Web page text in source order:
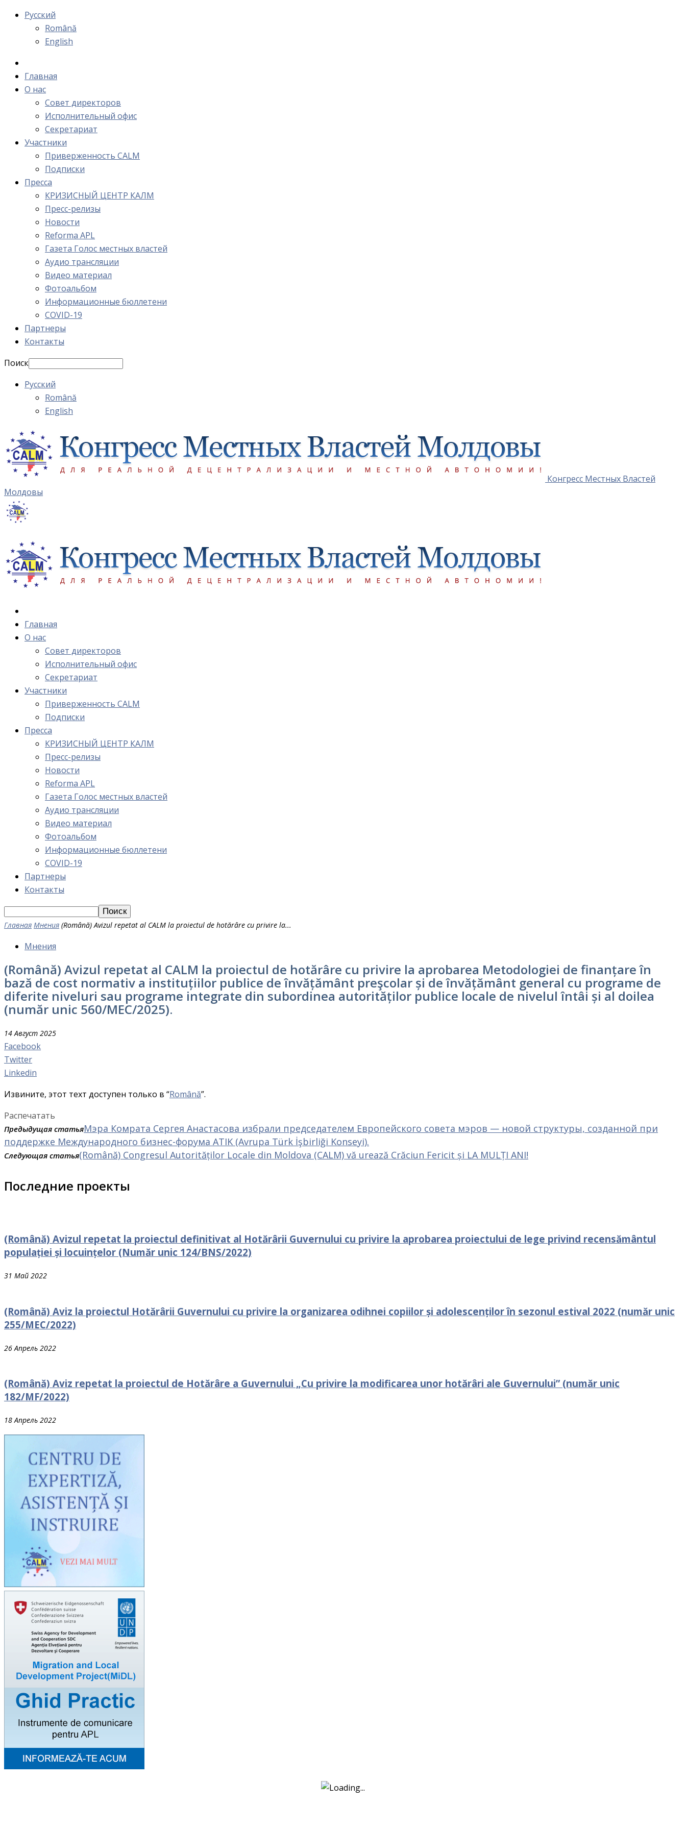
Русский
Română
English
Главная
О нас
Cовет директоров
Исполнительный офис
Cекретариат
Участники
Приверженность CALM
Подписки
Пресса
КРИЗИСНЫЙ ЦЕНТР КАЛМ
Пресс-релизы
Новости
Reforma APL
Газета Голос местных властей
Аудио трансляции
Видео материал
Фотоальбом
Информационные бюллетени
COVID-19
Партнеры
Контакты
Поиск
Русский
Română
English
Конгресс Местных Властей
Молдовы
Главная
О нас
Cовет директоров
Исполнительный офис
Cекретариат
Участники
Приверженность CALM
Подписки
Пресса
КРИЗИСНЫЙ ЦЕНТР КАЛМ
Пресс-релизы
Новости
Reforma APL
Газета Голос местных властей
Аудио трансляции
Видео материал
Фотоальбом
Информационные бюллетени
COVID-19
Партнеры
Контакты
Главная Мнения (Română) Avizul repetat al CALM la proiectul de hotărâre cu privire la...
Мнения
(Română) Avizul repetat al CALM la proiectul de hotărâre cu privire la aprobarea Metodologiei de finanțare în
bază de cost normativ a instituțiilor publice de învățământ preşcolar și de învățământ general cu programe de
diferite niveluri sau programe integrate din subordinea autorităților publice locale de nivelul întâi și al doilea
(număr unic 560/MEC/2025).
14 Август 2025
Facebook
Twitter
Linkedin
Извините, этот техт доступен только в “Română”.
Распечатать
Предыдущая статьяМэра Комрата Сергея Анастасова избрали председателем Европейского совета мэров — новой структуры, созданной при
поддержке Международного бизнес-форума ATIK (Avrupa Türk İşbirliği Konseyi).
Следующая статья(Română) Congresul Autorităților Locale din Moldova (CALM) vă urează Crăciun Fericit și LA MULȚI ANI!
Последние проекты
(Română) Avizul repetat la proiectul definitivat al Hotărârii Guvernului cu privire la aprobarea proiectului de lege privind recensământul
populației și locuințelor (Număr unic 124/BNS/2022)
31 Май 2022
(Română) Aviz la proiectul Hotărârii Guvernului cu рrivire la organizarea odihnei сорiilоr și adolescenților în sezonul estival 2022 (număr unic
255/MEC/2022)
26 Апрель 2022
(Română) Aviz repetat la proiectul de Hotărâre a Guvernului „Cu privire la modificarea unor hotărâri ale Guvernului” (număr unic
182/MF/2022)
18 Апрель 2022